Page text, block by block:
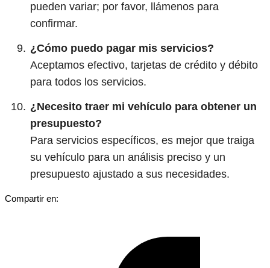
pueden variar; por favor, llámenos para
confirmar.
¿Cómo puedo pagar mis servicios?
Aceptamos efectivo, tarjetas de crédito y débito
para todos los servicios.
¿Necesito traer mi vehículo para obtener un
presupuesto?
Para servicios específicos, es mejor que traiga
su vehículo para un análisis preciso y un
presupuesto ajustado a sus necesidades.
Compartir en: